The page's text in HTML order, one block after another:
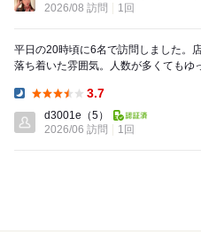
2026/08 訪問
1回
平日の20時頃に6名で訪問しました。
落ち着いた雰囲気。人数が多くてもゆ
3.7
d3001e （5）
2026/06 訪問
1回